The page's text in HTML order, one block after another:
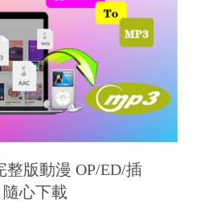
整版動漫 OP/ED/插
心下載